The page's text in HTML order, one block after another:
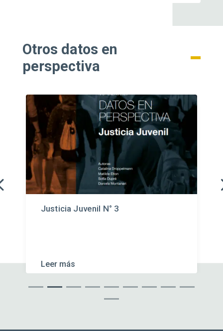
Otros datos en
perspectiva
Justicia Juvenil N° 3
Leer más